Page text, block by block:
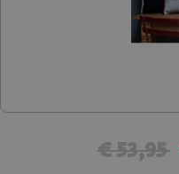
€ 53,95